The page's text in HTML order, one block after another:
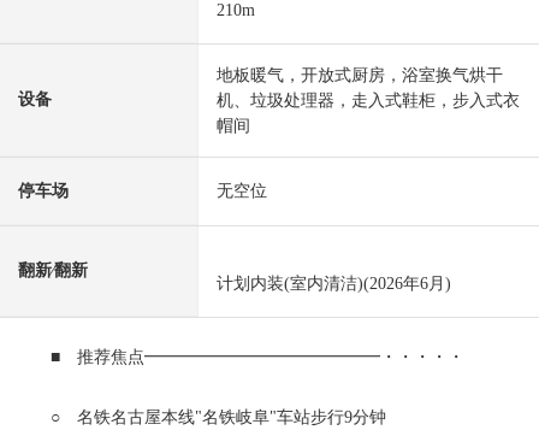
210m
设备
地板暖气，开放式厨房，浴室换气烘干
机、垃圾处理器，走入式鞋柜，步入式衣
帽间
停车场 无空位
翻新⁄翻新
计划内装(室内清洁)(2026年6月)
■ 推荐焦点━━━━━━━━━━━━━━・・・・・
○ 名铁名古屋本线"名铁岐阜"车站步行9分钟